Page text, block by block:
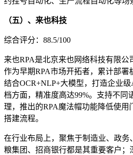
（五）、来也科技
综合评分：88.5/100
来也RPA是北京来也网络科技有限公
作为早期RPA市场开拓者，累计部署
结合OCR+NLP+大模型，打造企业
档方面，精准度高达99%。支持不同
理，推出的RPA魔法帽功能降低使用
搭建流程。
在行业布局上，聚焦于制造业、政务
粮集团、招商银行都是其重要客户；